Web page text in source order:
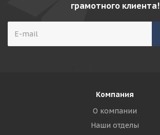
грамотного клиента!
Компания
О компании
Наши отделы